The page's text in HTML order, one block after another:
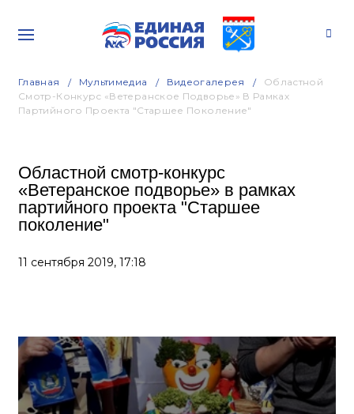
Главная Мультимедиа Видеогалерея
Областной
Смотр-Конкурс «Ветеранское Подворье» В Рамках
Партийного Проекта "Старшее Поколение"
Областной смотр-конкурс
«Ветеранское подворье» в рамках
партийного проекта "Старшее
поколение"
11 сентября 2019, 17:18